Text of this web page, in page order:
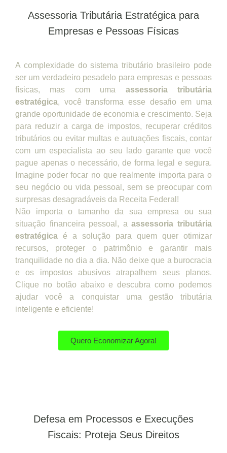
Assessoria Tributária Estratégica para
Empresas e Pessoas Físicas
A complexidade do sistema tributário brasileiro pode
ser um verdadeiro pesadelo para empresas e pessoas
físicas, mas com uma assessoria tributária
estratégica, você transforma esse desafio em uma
grande oportunidade de economia e crescimento. Seja
para reduzir a carga de impostos, recuperar créditos
tributários ou evitar multas e autuações fiscais, contar
com um especialista ao seu lado garante que você
pague apenas o necessário, de forma legal e segura.
Imagine poder focar no que realmente importa para o
seu negócio ou vida pessoal, sem se preocupar com
surpresas desagradáveis da Receita Federal!
Não importa o tamanho da sua empresa ou sua
situação financeira pessoal, aassessoria tributária
estratégica é a solução para quem quer otimizar
recursos, proteger o patrimônio e garantir mais
tranquilidade no dia a dia. Não deixe que a burocracia
e os impostos abusivos atrapalhem seus planos.
Clique no botão abaixo e descubra como podemos
ajudar você a conquistar uma gestão tributária
inteligente e eficiente!
Quero Economizar Agora!
Defesa em Processos e Execuções
Fiscais: Proteja Seus Direitos